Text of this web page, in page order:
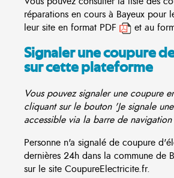
réparations en cours à Bayeux
leur site en format PDF
et au
Signaler une coupure
sur cette plateforme
Vous pouvez signaler une coupure
cliquant sur le bouton 'Je signale
accessible via la barre de
Personne n'a signalé de coupure
dernières 24h dans la commune de
sur le site CoupureElectricite.fr.